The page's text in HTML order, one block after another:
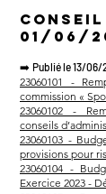
01/06/
➡️ Publié le 13/06/
23060101 -
commission «
23060102 -
conseils
23060103 -
provisions pour
23060104 -
Exercice 2023 -